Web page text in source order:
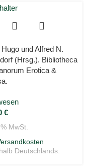
und Alfred N.
(Hrsg.). Bibliotheca
Erotica &
€
MwSt.
Deutschlands.